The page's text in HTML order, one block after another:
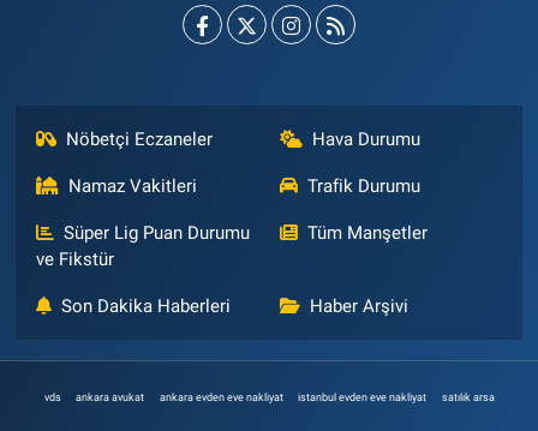
Nöbetçi Eczaneler Hava Durumu
Namaz Vakitleri Trafik Durumu
Süper Lig Puan Durumu
ve Fikstür
Tüm Manşetler
Son Dakika Haberleri Haber Arşivi
vds ankara avukat ankara evden eve nakliyat istanbul evden eve nakliyat satılık arsa